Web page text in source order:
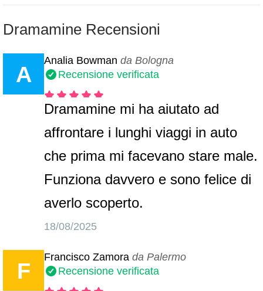
Dramamine Recensioni
A
Analia Bowman da Bologna
Recensione verificata
Dramamine mi ha aiutato ad
affrontare i lunghi viaggi in auto
che prima mi facevano stare male.
Funziona davvero e sono felice di
averlo scoperto.
18/08/2025
F
Francisco Zamora da Palermo
Recensione verificata